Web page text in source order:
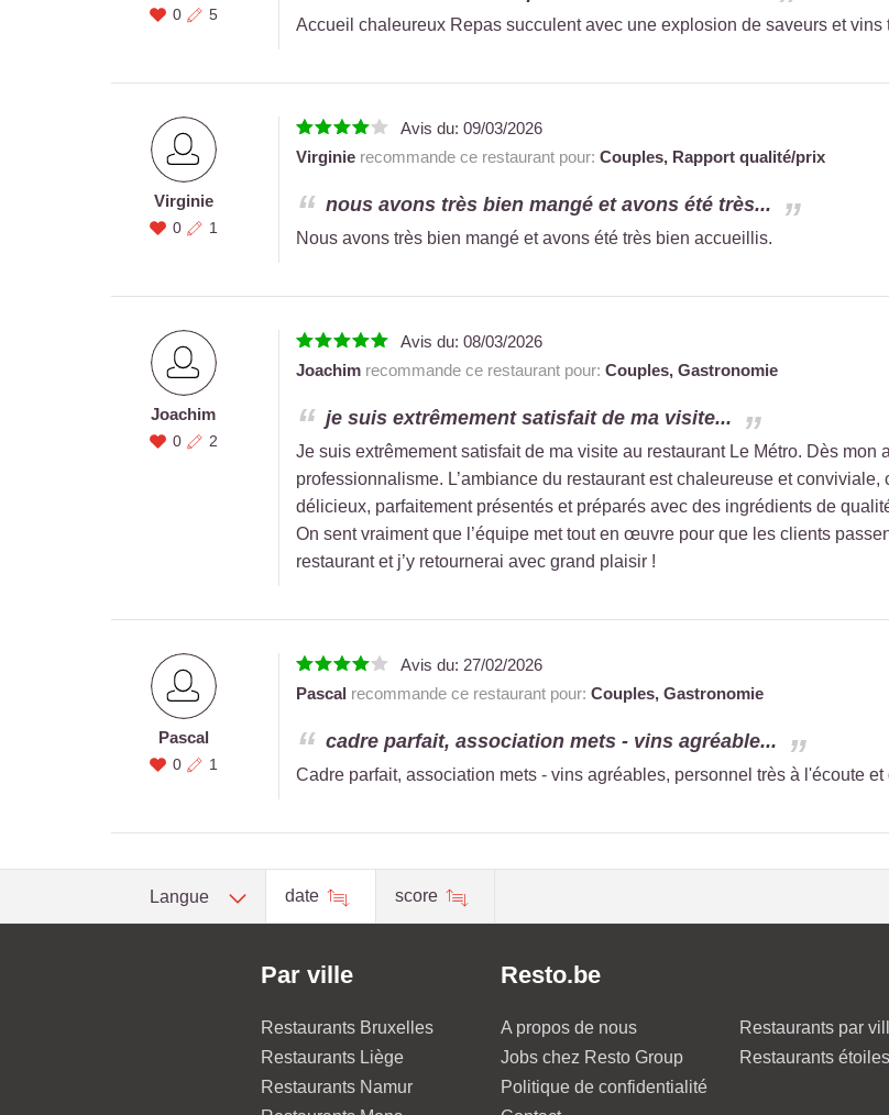
0 5
Accueil chaleureux Repas succulent avec une explosion de saveurs et vins
Virginie
0 1
Avis du: 09/03/2026
Virginierecommande ce restaurant pour: Couples, Rapport qualité/prix
nous avons très bien mangé et avons été très...
Nous avons très bien mangé et avons été très bien accueillis.
Joachim
0 2
Avis du: 08/03/2026
Joachimrecommande ce restaurant pour: Couples, Gastronomie
je suis extrêmement satisfait de ma visite...
Je suis extrêmement satisfait de ma visite au restaurant Le Métro. Dès
professionnalisme. L’ambiance du restaurant est chaleureuse et
délicieux, parfaitement présentés et préparés avec des ingrédients de
On sent vraiment que l’équipe met tout en œuvre pour que les clients
restaurant et j’y retournerai avec grand plaisir !
Pascal
0 1
Avis du: 27/02/2026
Pascal recommande ce restaurant pour: Couples, Gastronomie
cadre parfait, association mets - vins agréable...
Cadre parfait, association mets - vins agréables, personnel très à l'écoute
Langue date score
Par ville
Restaurants Bruxelles
Restaurants Liège
Restaurants Namur
Resto.be
A propos de nous
Jobs chez Resto Group
Politique de confidentialité
Restaurants par
Restaurants